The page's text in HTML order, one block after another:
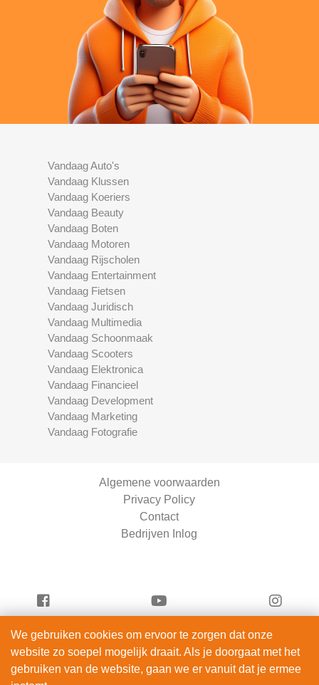
Vandaag Auto's
Vandaag Klussen
Vandaag Koeriers
Vandaag Beauty
Vandaag Boten
Vandaag Motoren
Vandaag Rijscholen
Vandaag Entertainment
Vandaag Fietsen
Vandaag Juridisch
Vandaag Multimedia
Vandaag Schoonmaak
Vandaag Scooters
Vandaag Elektronica
Vandaag Financieel
Vandaag Development
Vandaag Marketing
Vandaag Fotografie
Algemene voorwaarden
Privacy Policy
Contact
Bedrijven Inlog
Vandaag Fotografie is onderdeel van
ServiceRight B.V. | KVK 90914872
We gebruiken cookies om ervoor te zorgen dat onze
website zo soepel mogelijk draait. Als je doorgaat met het
gebruiken van de website, gaan we er vanuit dat je ermee